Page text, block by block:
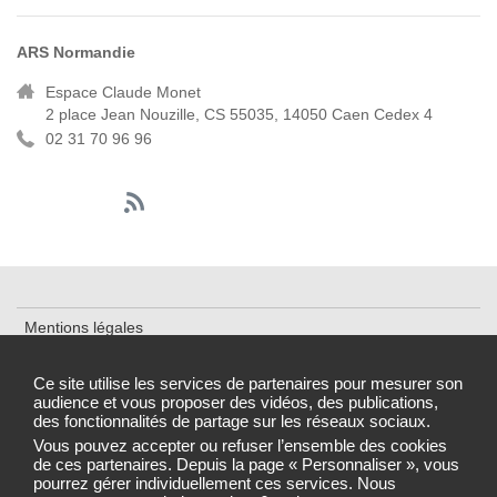
Ce site utilise les services de partenaires pour mesurer son
audience et vous proposer des vidéos, des publications,
des fonctionnalités de partage sur les réseaux sociaux.
Vous pouvez accepter ou refuser l’ensemble des cookies
de ces partenaires. Depuis la page « Personnaliser », vous
pourrez gérer individuellement ces services. Nous
ARS Normandie
Espace Claude Monet
2 place Jean Nouzille, CS 55035, 14050 Caen Cedex 4
02 31 70 96 96
Mentions légales
Accessibilité : partiellement conforme
Gestion des cookies